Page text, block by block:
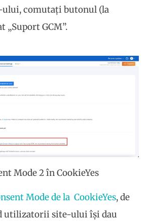
ului, comutați butonul (la
„Suport GCM”.
Mode 2 în CookieYes
Mode de la CookieYes, de
utilizatorii site-ului își dau